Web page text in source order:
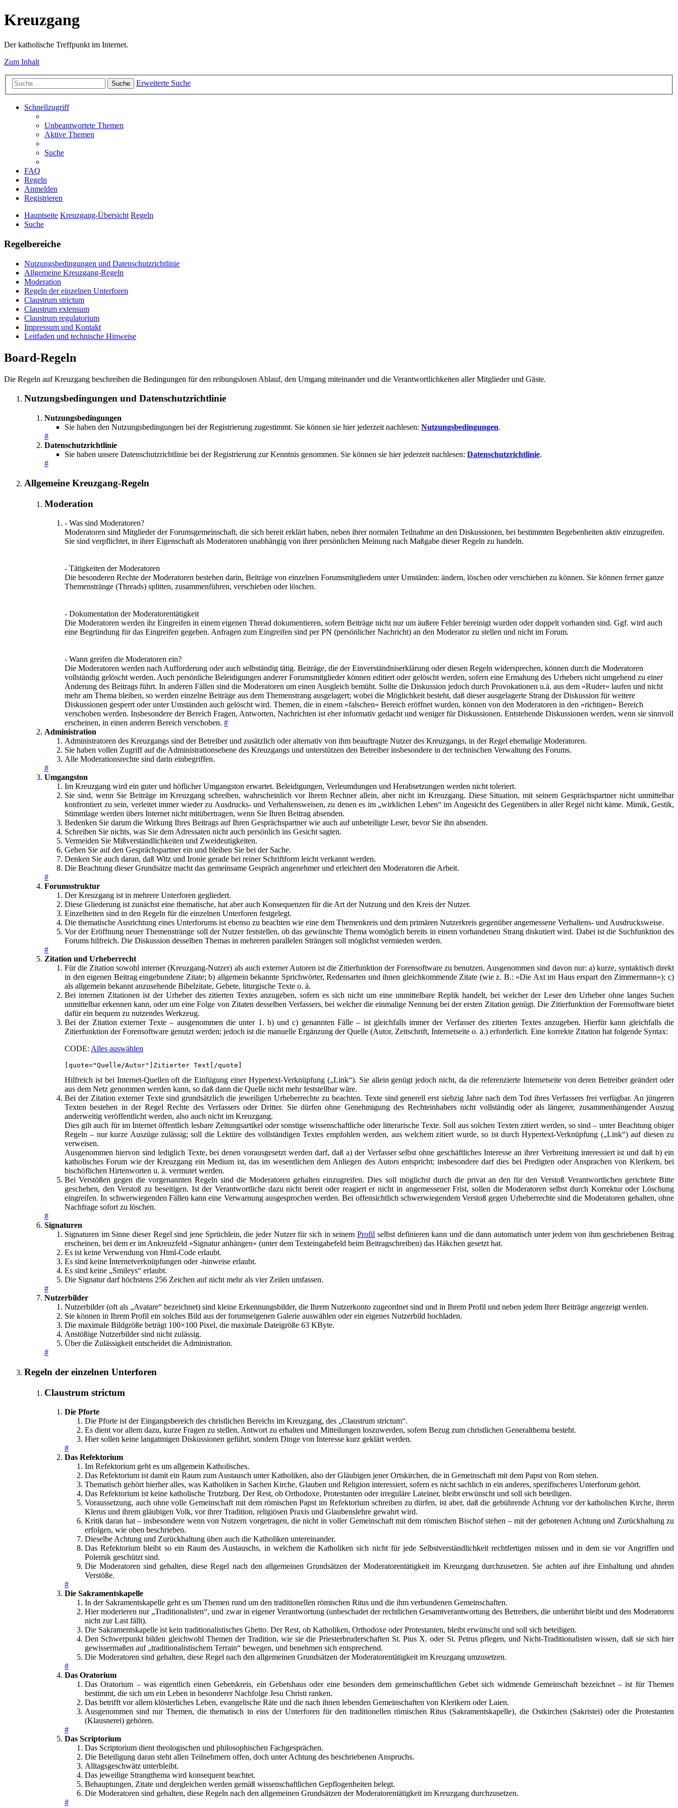
Kreuzgang
Der katholische Treffpunkt im Internet.
Zum Inhalt
Suche Erweiterte Suche
Schnellzugriff
Unbeantwortete Themen
Aktive Themen
Suche
FAQ
Regeln
Anmelden
Registrieren
Hauptseite Kreuzgang-Übersicht Regeln
Suche
Regelbereiche
Nutzungsbedingungen und Datenschutzrichtlinie
Allgemeine Kreuzgang-Regeln
Moderation
Regeln der einzelnen Unterforen
Claustrum strictum
Claustrum extensum
Claustrum regulatorium
Impressum und Kontakt
Leitfaden und technische Hinweise
Board-Regeln
Die Regeln auf Kreuzgang beschreiben die Bedingungen für den reibungslosen Ablauf, den Umgang miteinander und die Verantwortlichkeiten aller Mitglieder und Gäste.
Nutzungsbedingungen und Datenschutzrichtlinie
Nutzungsbedingungen
Sie haben den Nutzungsbedingungen bei der Registrierung zugestimmt. Sie können sie hier jederzeit nachlesen: Nutzungsbedingungen.
#
Datenschutzrichtlinie
Sie haben unsere Datenschutzrichtlinie bei der Registrierung zur Kenntnis genommen. Sie können sie hier jederzeit nachlesen: Datenschutzrichtlinie.
#
Allgemeine Kreuzgang-Regeln
Moderation
- Was sind Moderatoren?
Moderatoren sind Mitglieder der Forumsgemeinschaft, die sich bereit erklärt haben, neben ihrer normalen Teilnahme an den Diskussionen, bei bestimmten Begebenheiten aktiv einzugreifen.
Sie sind verpflichtet, in ihrer Eigenschaft als Moderatoren unabhängig von ihrer persönlichen Meinung nach Maßgabe dieser Regeln zu handeln.
- Tätigkeiten der Moderatoren
Die besonderen Rechte der Moderatoren bestehen darin, Beiträge von einzelnen Forumsmitgliedern unter Umständen: ändern, löschen oder verschieben zu können. Sie können ferner ganze
Themenstränge (Threads) splitten, zusammenführen, verschieben oder löschen.
- Dokumentation der Moderatorentätigkeit
Die Moderatoren werden ihr Eingreifen in einem eigenen Thread dokumentieren, sofern Beiträge nicht nur um äußere Fehler bereinigt wurden oder doppelt vorhanden sind. Ggf. wird auch
eine Begründung für das Eingreifen gegeben. Anfragen zum Eingreifen sind per PN (persönlicher Nachricht) an den Moderator zu stellen und nicht im Forum.
- Wann greifen die Moderatoren ein?
Die Moderatoren werden nach Aufforderung oder auch selbständig tätig. Beiträge, die der Einverständniserklärung oder diesen Regeln widersprechen, können durch die Moderatoren
vollständig gelöscht werden. Auch persönliche Beleidigungen anderer Forumsmitglieder können editiert oder gelöscht werden, sofern eine Ermahung des Urhebers nicht umgehend zu einer
Änderung des Beitrags führt. In anderen Fällen sind die Moderatoren um einen Ausgleich bemüht. Sollte die Diskussion jedoch durch Provokationen u.ä. aus dem »Ruder« laufen und nicht
mehr am Thema bleiben, so werden einzelne Beiträge aus dem Themenstrang ausgelagert; wobei die Möglichkeit besteht, daß dieser ausgelagerte Strang der Diskussion für weitere
Diskussionen gesperrt oder unter Umständen auch gelöscht wird. Themen, die in einem »falschen« Bereich eröffnet wurden, können von den Moderatoren in den »richtigen« Bereich
verschoben werden. Insbesondere der Bereich Fragen, Antworten, Nachrichten ist eher informativ gedacht und weniger für Diskussionen. Entstehende Diskussionen werden, wenn sie sinnvoll
erscheinen, in einen anderen Bereich verschoben. #
Administration
Administratoren des Kreuzgangs sind der Betreiber und zusätzlich oder alternativ von ihm beauftragte Nutzer des Kreuzgangs, in der Regel ehemalige Moderatoren.
Sie haben vollen Zugriff auf die Administrationsebene des Kreuzgangs und unterstützen den Betreiber insbesondere in der technischen Verwaltung des Forums.
Alle Moderationsrechte sind darin einbegriffen.
#
Umgangston
Im Kreuzgang wird ein guter und höflicher Umgangston erwartet. Beleidigungen, Verleumdungen und Herabsetzungen werden nicht toleriert.
Sie sind, wenn Sie Beiträge im Kreuzgang schreiben, wahrscheinlich vor Ihrem Rechner allein, aber nicht im Kreuzgang. Diese Situation, mit seinem Gesprächspartner nicht unmittelbar
konfrontiert zu sein, verleitet immer wieder zu Ausdrucks- und Verhaltensweisen, zu denen es im „wirklichen Leben“ im Angesicht des Gegenübers in aller Regel nicht käme. Mimik, Gestik,
Stimmlage werden übers Internet nicht mitübertragen, wenn Sie Ihren Beitrag absenden.
Bedenken Sie darum die Wirkung Ihres Beitrags auf Ihren Gesprächspartner wie auch auf unbeteiligte Leser, bevor Sie ihn absenden.
Schreiben Sie nichts, was Sie dem Adressaten nicht auch persönlich ins Gesicht sagten.
Vermeiden Sie Mißverständlichkeiten und Zweideutigkeiten.
Gehen Sie auf den Gesprächspartner ein und bleiben Sie bei der Sache.
Denken Sie auch daran, daß Witz und Ironie gerade bei reiner Schriftform leicht verkannt werden.
Die Beachtung dieser Grundsätze macht das gemeinsame Gespräch angenehmer und erleichtert den Moderatoren die Arbeit.
#
Forumsstruktur
Der Kreuzgang ist in mehrere Unterforen gegliedert.
Diese Gliederung ist zunächst eine thematische, hat aber auch Konsequenzen für die Art der Nutzung und den Kreis der Nutzer.
Einzelheiten sind in den Regeln für die einzelnen Unterforen festgelegt.
Die thematische Ausrichtung eines Unterforums ist ebenso zu beachten wie eine dem Themenkreis und dem primären Nutzerkreis gegenüber angemessene Verhaltens- und Ausdrucksweise.
Vor der Eröffnung neuer Themenstränge soll der Nutzer feststellen, ob das gewünschte Thema womöglich bereits in einem vorhandenen Strang diskutiert wird. Dabei ist die Suchfunktion des
Forums hilfreich. Die Diskussion desselben Themas in mehreren parallelen Strängen soll möglichst vermieden werden.
#
Zitation und Urheberrecht
Für die Zitation sowohl interner (Kreuzgang-Nutzer) als auch externer Autoren ist die Zitierfunktion der Forensoftware zu benutzen. Ausgenommen sind davon nur: a) kurze, syntaktisch direkt
in den eigenen Beitrag eingebundene Zitate; b) allgemein bekannte Sprichwörter, Redensarten und ihnen gleichkommende Zitate (wie z. B.: »Die Axt im Haus erspart den Zimmermann«); c)
als allgemein bekannt anzusehende Bibelzitate, Gebete, liturgische Texte o. ä.
Bei internen Zitationen ist der Urheber des zitierten Textes anzugeben, sofern es sich nicht um eine unmittelbare Replik handelt, bei welcher der Leser den Urheber ohne langes Suchen
unmittelbar erkennen kann, oder um eine Folge von Zitaten desselben Verfassers, bei welcher die einmalige Nennung bei der ersten Zitation genügt. Die Zitierfunktion der Forensoftware bietet
dafür ein bequem zu nutzendes Werkzeug.
Bei der Zitation externer Texte – ausgenommen die unter 1. b) und c) genannten Fälle – ist gleichfalls immer der Verfasser des zitierten Textes anzugeben. Hierfür kann gleichfalls die
Zitierfunktion der Forensoftware genutzt werden; jedoch ist die manuelle Ergänzung der Quelle (Autor, Zeitschrift, Internetseite o. ä.) erforderlich. Eine korrekte Zitation hat folgende Syntax:
CODE: Alles auswählen
[quote="Quelle/Autor"]Zitierter Text[/quote]
Hilfreich ist bei Internet-Quellen oft die Einfügung einer Hypertext-Verknüpfung („Link“). Sie allein genügt jedoch nicht, da die referenzierte Internetseite von deren Betreiber geändert oder
aus dem Netz genommen werden kann, so daß dann die Quelle nicht mehr feststellbar wäre.
Bei der Zitation externer Texte sind grundsätzlich die jeweiligen Urheberrechte zu beachten. Texte sind generell erst siebzig Jahre nach dem Tod ihres Verfassers frei verfügbar. An jüngeren
Texten bestehen in der Regel Rechte des Verfassers oder Dritter. Sie dürfen ohne Genehmigung des Rechteinhabers nicht vollständig oder als längerer, zusammenhängender Auszug
anderweitig veröffentlicht werden, also auch nicht im Kreuzgang.
Dies gilt auch für im Internet öffentlich lesbare Zeitungsartikel oder sonstige wissenschaftliche oder litterarische Texte. Soll aus solchen Texten zitiert werden, so sind – unter Beachtung obiger
Regeln – nur kurze Auszüge zulässig; soll die Lektüre des vollständigen Textes empfohlen werden, aus welchem zitiert wurde, so ist durch Hypertext-Verknüpfung („Link“) auf diesen zu
verweisen.
Ausgenommen hiervon sind lediglich Texte, bei denen vorausgesetzt werden darf, daß a) der Verfasser selbst ohne geschäftliches Interesse an ihrer Verbreitung interessiert ist und daß b) ein
katholisches Forum wie der Kreuzgang ein Medium ist, das im wesentlichen dem Anliegen des Autors entspricht; insbesondere darf dies bei Predigten oder Ansprachen von Klerikern, bei
bischöflichen Hirtenworten u. ä. vermutet werden.
Bei Verstößen gegen die vorgenannten Regeln sind die Moderatoren gehalten einzugreifen. Dies soll möglichst durch die privat an den für den Verstoß Verantwortlichen gerichtete Bitte
geschehen, den Verstoß zu beseitigen. Ist der Verantwortliche dazu nicht bereit oder reagiert er nicht in angemessener Frist, sollen die Moderatoren selbst durch Korrektur oder Löschung
eingreifen. In schwerwiegenden Fällen kann eine Verwarnung ausgesprochen werden. Bei offensichtlich schwerwiegendem Verstoß gegen Urheberrechte sind die Moderatoren gehalten, ohne
Nachfrage sofort zu löschen.
#
Signaturen
Signaturen im Sinne dieser Regel sind jene Sprüchlein, die jeder Nutzer für sich in seinemProfil selbst definieren kann und die dann automatisch unter jedem von ihm geschriebenen Beitrag
erscheinen, bei dem er im Ankreuzfeld »Signatur anhängen« (unter dem Texteingabefeld beim Beitragschreiben) das Häkchen gesetzt hat.
Es ist keine Verwendung von Html-Code erlaubt.
Es sind keine Internetverknüpfungen oder -hinweise erlaubt.
Es sind keine „Smileys“ erlaubt.
Die Signatur darf höchstens 256 Zeichen auf nicht mehr als vier Zeilen umfassen.
#
Nutzerbilder
Nutzerbilder (oft als „Avatare“ bezeichnet) sind kleine Erkennungsbilder, die Ihrem Nutzerkonto zugeordnet sind und in Ihrem Profil und neben jedem Ihrer Beiträge angezeigt werden.
Sie können in Ihrem Profil ein solches Bild aus der forumseigenen Galerie auswählen oder ein eigenes Nutzerbild hochladen.
Die maximale Bildgröße beträgt 100×100 Pixel, die maximale Dateigröße 63 KByte.
Anstößige Nutzerbilder sind nicht zulässig.
Über die Zulässigkeit entscheidet die Administration.
#
Regeln der einzelnen Unterforen
Claustrum strictum
Die Pforte
Die Pforte ist der Eingangsbereich des christlichen Bereichs im Kreuzgang, des „Claustrum strictum“.
Es dient vor allem dazu, kurze Fragen zu stellen, Antwort zu erhalten und Mitteilungen loszuwerden, sofern Bezug zum christlichen Generalthema besteht.
Hier sollen keine langatmigen Diskussionen geführt, sondern Dinge von Interesse kurz geklärt werden.
#
Das Refektorium
Im Refektorium geht es um allgemein Katholisches.
Das Refektorium ist damit ein Raum zum Austausch unter Katholiken, also der Gläubigen jener Ortskirchen, die in Gemeinschaft mit dem Papst von Rom stehen.
Thematisch gehört hierher alles, was Katholiken in Sachen Kirche, Glauben und Religion interessiert, sofern es nicht sachlich in ein anderes, spezifischeres Unterforum gehört.
Das Refektorium ist keine katholische Trutzburg. Der Rest, ob Orthodoxe, Protestanten oder irreguläre Lateiner, bleibt erwünscht und soll sich beteiligen.
Voraussetzung, auch ohne volle Gemeinschaft mit dem römischen Papst im Refektorium schreiben zu dürfen, ist aber, daß die gebührende Achtung vor der katholischen Kirche, ihrem
Klerus und ihrem gläubigen Volk, vor ihrer Tradition, religiösen Praxis und Glaubenslehre gewahrt wird.
Kritik daran hat – insbesondere wenn von Nutzern vorgetragen, die nicht in voller Gemeinschaft mit dem römischen Bischof stehen – mit der gebotenen Achtung und Zurückhaltung zu
erfolgen, wie oben beschrieben.
Dieselbe Achtung und Zurückhaltung üben auch die Katholiken untereinander.
Das Refektorium bleibt so ein Raum des Austauschs, in welchem die Katholiken sich nicht für jede Selbstverständlichkeit rechtfertigen müssen und in dem sie vor Angriffen und
Polemik geschützt sind.
Die Moderatoren sind gehalten, diese Regel nach den allgemeinen Grundsätzen der Moderatorentätigkeit im Kreuzgang durchzusetzen. Sie achten auf ihre Einhaltung und ahnden
Verstöße.
#
Die Sakramentskapelle
In der Sakramentskapelle geht es um Themen rund um den traditionellen römischen Ritus und die ihm verbundenen Gemeinschaften.
Hier moderieren nur „Traditionalisten“, und zwar in eigener Verantwortung (unbeschadet der rechtlichen Gesamtverantwortung des Betreibers, die unberührt bleibt und den Moderatoren
nicht zur Last fällt).
Die Sakramentskapelle ist kein traditionalistisches Ghetto. Der Rest, ob Katholiken, Orthodoxe oder Protestanten, bleibt erwünscht und soll sich beteiligen.
Den Schwerpunkt bilden gleichwohl Themen der Tradition, wie sie die Priesterbruderschaften St. Pius X. oder St. Petrus pflegen, und Nicht-Traditionalisten wissen, daß sie sich hier
gewissermaßen auf „traditionalistischem Terrain“ bewegen, und benehmen sich entsprechend.
Die Moderatoren sind gehalten, diese Regel nach den allgemeinen Grundsätzen der Moderatorentätigkeit im Kreuzgang umzusetzen.
#
Das Oratorium
Das Oratorium – was eigentlich einen Gebetskreis, ein Gebetshaus oder eine besonders dem gemeinschaftlichen Gebet sich widmende Gemeinschaft bezeichnet – ist für Themen
bestimmt, die sich um ein Leben in besonderer Nachfolge Jesu Christi ranken.
Das betrifft vor allem klösterliches Leben, evangelische Räte und die nach ihnen lebenden Gemeinschaften von Klerikern oder Laien.
Ausgenommen sind nur Themen, die thematisch in eins der Unterforen für den traditionellen römischen Ritus (Sakramentskapelle), die Ostkirchen (Sakristei) oder die Protestanten
(Klausnerei) gehören.
#
Das Scriptorium
Das Scriptorium dient theologischen und philosophischen Fachgesprächen.
Die Beteiligung daran steht allen Teilnehmern offen, doch unter Achtung des beschriebenen Anspruchs.
Alltagsgeschwätz unterbleibt.
Das jeweilige Strangthema wird konsequent beachtet.
Behauptungen, Zitate und dergleichen werden gemäß wissenschaftlichen Gepflogenheiten belegt.
Die Moderatoren sind gehalten, diese Regeln nach den allgemeinen Grundsätzen der Moderatorentätigkeit im Kreuzgang durchzusetzen.
#